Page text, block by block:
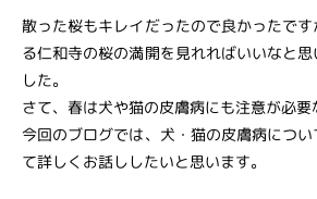
散った桜もキレイだったので良かったで
る仁和寺の桜の満開を見れればいいなと
した。
さて、春は犬や猫の皮膚病にも注意が必要
今回のブログでは、犬・猫の皮膚病につ
て詳しくお話ししたいと思います。